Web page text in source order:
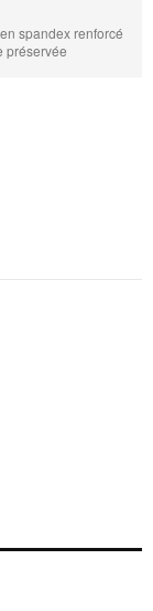
spandex renforcé